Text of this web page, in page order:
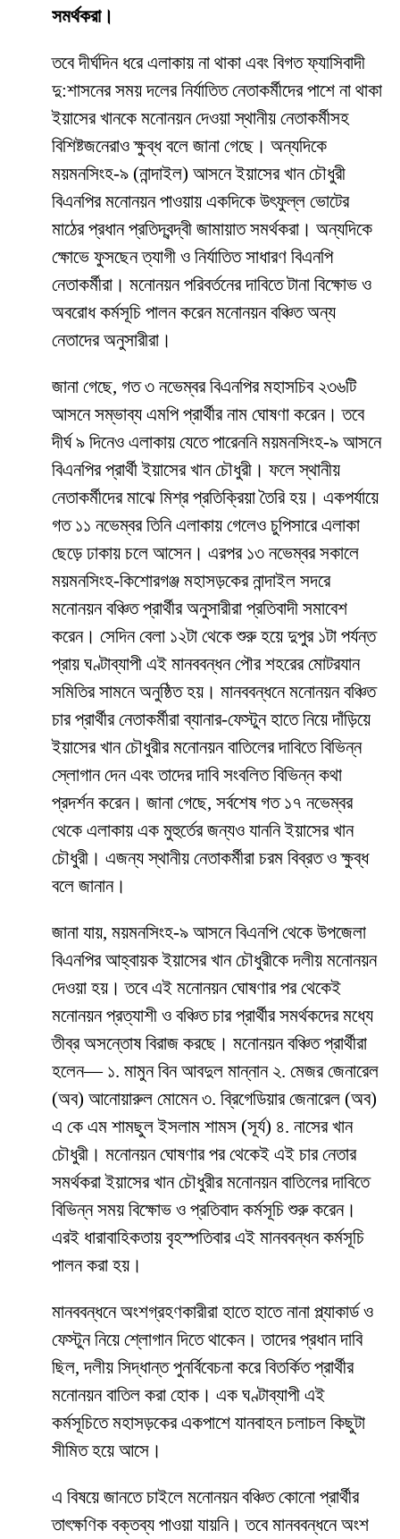
সমর্থকরা।
তবে দীর্ঘদিন ধরে এলাকায় না থাকা এবং বিগত ফ্যাসিবাদী
দু:শাসনের সময় দলের নির্যাতিত নেতাকর্মীদের পাশে না থাকা
ইয়াসের খানকে মনোনয়ন দেওয়া স্থানীয় নেতাকর্মীসহ
বিশিষ্টজনেরাও ক্ষুব্ধ বলে জানা গেছে। অন্যদিকে
ময়মনসিংহ-৯ (নান্দাইল) আসনে ইয়াসের খান চৌধুরী
বিএনপির মনোনয়ন পাওয়ায় একদিকে উৎফুল্ল ভোটের
মাঠের প্রধান প্রতিদ্বন্দ্বী জামায়াত সমর্থকরা। অন্যদিকে
ক্ষোভে ফুসছেন ত্যাগী ও নির্যাতিত সাধারণ বিএনপি
নেতাকর্মীরা। মনোনয়ন পরিবর্তনের দাবিতে টানা বিক্ষোভ ও
অবরোধ কর্মসূচি পালন করেন মনোনয়ন বঞ্চিত অন্য
নেতাদের অনুসারীরা।
জানা গেছে, গত ৩ নভেম্বর বিএনপির মহাসচিব ২৩৬টি
আসনে সম্ভাব্য এমপি প্রার্থীর নাম ঘোষণা করেন। তবে
দীর্ঘ ৯ দিনেও এলাকায় যেতে পারেননি ময়মনসিংহ-৯ আসনে
বিএনপির প্রার্থী ইয়াসের খান চৌধুরী। ফলে স্থানীয়
নেতাকর্মীদের মাঝে মিশ্র প্রতিক্রিয়া তৈরি হয়। একপর্যায়ে
গত ১১ নভেম্বর তিনি এলাকায় গেলেও চুপিসারে এলাকা
ছেড়ে ঢাকায় চলে আসেন। এরপর ১৩ নভেম্বর সকালে
ময়মনসিংহ-কিশোরগঞ্জ মহাসড়কের নান্দাইল সদরে
মনোনয়ন বঞ্চিত প্রার্থীর অনুসারীরা প্রতিবাদী সমাবেশ
করেন। সেদিন বেলা ১২টা থেকে শুরু হয়ে দুপুর ১টা পর্যন্ত
প্রায় ঘণ্টাব্যাপী এই মানববন্ধন পৌর শহরের মোটরযান
সমিতির সামনে অনুষ্ঠিত হয়। মানববন্ধনে মনোনয়ন বঞ্চিত
চার প্রার্থীর নেতাকর্মীরা ব্যানার-ফেস্টুন হাতে নিয়ে দাঁড়িয়ে
ইয়াসের খান চৌধুরীর মনোনয়ন বাতিলের দাবিতে বিভিন্ন
স্লোগান দেন এবং তাদের দাবি সংবলিত বিভিন্ন কথা
প্রদর্শন করেন। জানা গেছে, সর্বশেষ গত ১৭ নভেম্বর
থেকে এলাকায় এক মুহুর্তের জন্যও যাননি ইয়াসের খান
চৌধুরী। এজন্য স্থানীয় নেতাকর্মীরা চরম বিব্রত ও ক্ষুব্ধ
বলে জানান।
জানা যায়, ময়মনসিংহ-৯ আসনে বিএনপি থেকে উপজেলা
বিএনপির আহ্বায়ক ইয়াসের খান চৌধুরীকে দলীয় মনোনয়ন
দেওয়া হয়। তবে এই মনোনয়ন ঘোষণার পর থেকেই
মনোনয়ন প্রত্যাশী ও বঞ্চিত চার প্রার্থীর সমর্থকদের মধ্যে
তীব্র অসন্তোষ বিরাজ করছে। মনোনয়ন বঞ্চিত প্রার্থীরা
হলেন— ১. মামুন বিন আবদুল মান্নান ২. মেজর জেনারেল
(অব) আনোয়ারুল মোমেন ৩. ব্রিগেডিয়ার জেনারেল (অব)
এ কে এম শামছুল ইসলাম শামস (সূর্য) ৪. নাসের খান
চৌধুরী। মনোনয়ন ঘোষণার পর থেকেই এই চার নেতার
সমর্থকরা ইয়াসের খান চৌধুরীর মনোনয়ন বাতিলের দাবিতে
বিভিন্ন সময় বিক্ষোভ ও প্রতিবাদ কর্মসূচি শুরু করেন।
এরই ধারাবাহিকতায় বৃহস্পতিবার এই মানববন্ধন কর্মসূচি
পালন করা হয়।
মানববন্ধনে অংশগ্রহণকারীরা হাতে হাতে নানা প্ল্যাকার্ড ও
ফেস্টুন নিয়ে শ্লোগান দিতে থাকেন। তাদের প্রধান দাবি
ছিল, দলীয় সিদ্ধান্ত পুনর্বিবেচনা করে বিতর্কিত প্রার্থীর
মনোনয়ন বাতিল করা হোক। এক ঘণ্টাব্যাপী এই
কর্মসূচিতে মহাসড়কের একপাশে যানবাহন চলাচল কিছুটা
সীমিত হয়ে আসে।
এ বিষয়ে জানতে চাইলে মনোনয়ন বঞ্চিত কোনো প্রার্থীর
তাৎক্ষণিক বক্তব্য পাওয়া যায়নি। তবে মানববন্ধনে অংশ